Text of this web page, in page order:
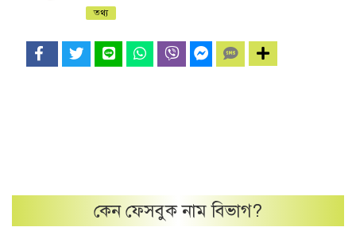
তথ্য
কেনফেসবুক নামবিভাগ?